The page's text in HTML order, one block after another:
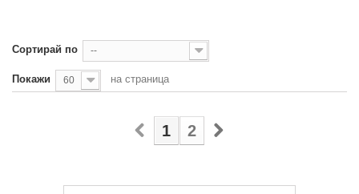
Сортирай по --
Покажи 60 на страница
1 2